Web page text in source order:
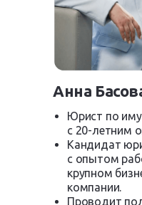
Юрист по
с 20-летним
Кандидат
с опытом
крупном
компании.
Проводит
Анна